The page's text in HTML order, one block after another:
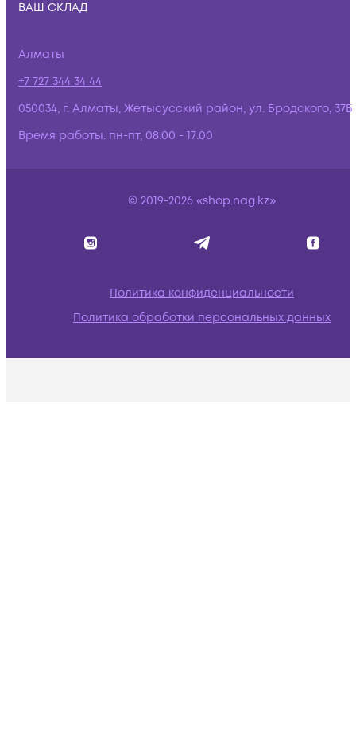
ВАШ СКЛАД
Алматы
+7 727 344 34 44
050034, г. Алматы, Жетысусский район, ул. Бродского, 37Б
Время работы: пн-пт, 08:00 - 17:00
© 2019-2026 «shop.nag.kz»
Политика конфиденциальности
Политика обработки персональных данных